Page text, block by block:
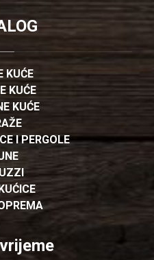
KUĆE
KUĆE
KUĆE
I PERGOLE